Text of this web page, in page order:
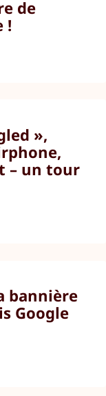
de
!
»,
– un tour
bannière
Google